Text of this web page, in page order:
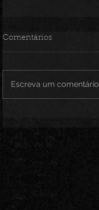
Comentários
Escreva um comentário